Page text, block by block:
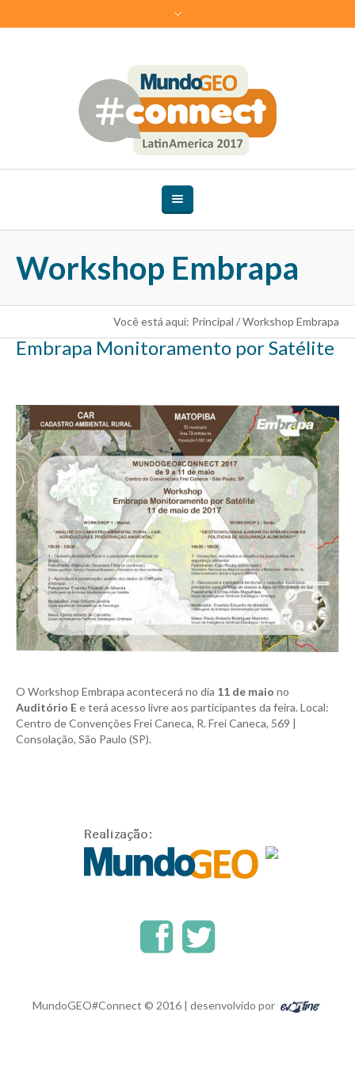
Workshop Embrapa
Você está aqui: Principal /Workshop Embrapa
Embrapa Monitoramento por Satélite
O Workshop Embrapa acontecerá no dia 11 de maio no
Auditório Ee terá acesso livre aos participantes da feira. Local:
Centro de Convenções Frei Caneca, R. Frei Caneca, 569 |
Consolação, São Paulo (SP).
MundoGEO#Connect © 2016 | desenvolvido por